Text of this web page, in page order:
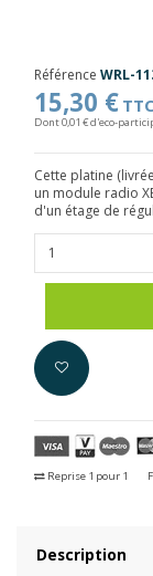
Référence WRL-
15,30 € TTC
Dont 0,01 € d'eco-
Cette platine
un module radio
d'un étage de
Reprise 1 pour 1
Description